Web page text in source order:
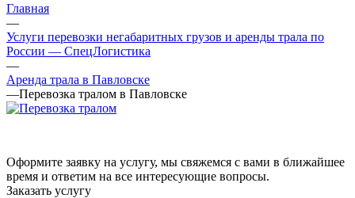
Главная
—
Услуги перевозки негабаритных грузов и аренды трала по
России — СпецЛогистика
—
Аренда трала в Павловске
—Перевозка тралом в Павловске
Оформите заявку на услугу, мы свяжемся с вами в ближайшее
время и ответим на все интересующие вопросы.
Заказать услугу